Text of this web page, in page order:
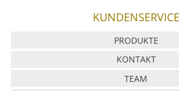
KUNDENSERVICE
PRODUKTE
KONTAKT
TEAM